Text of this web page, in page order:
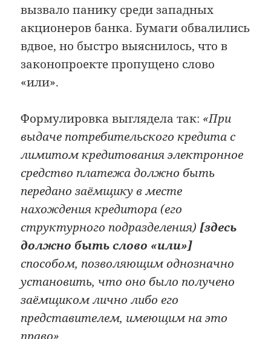
вызвало панику среди западных
акционеров банка. Бумаги обвалились
вдвое, но быстро выяснилось, что в
законопроекте пропущено слово
«или».
Формулировка выглядела так: «При
выдаче потребительского кредита с
лимитом кредитования электронное
средство платежа должно быть
передано заёмщику в месте
нахождения кредитора (его
структурного подразделения)[здесь
должно быть слово «или»]
способом, позволяющим однозначно
установить, что оно было получено
заёмщиком лично либо его
представителем, имеющим на это